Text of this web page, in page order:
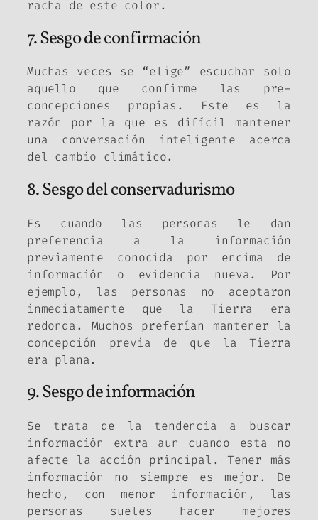
racha de este color.
7. Sesgo de confirmación
Muchas veces se “elige” escuchar solo
aquello que confirme las pre-
concepciones propias. Este es la
razón por la que es difícil mantener
una conversación inteligente acerca
del cambio climático.
8. Sesgo del conservadurismo
Es cuando las personas le dan
preferencia a la información
previamente conocida por encima de
información o evidencia nueva. Por
ejemplo, las personas no aceptaron
inmediatamente que la Tierra era
redonda. Muchos preferían mantener la
concepción previa de que la Tierra
era plana.
9. Sesgo de información
Se trata de la tendencia a buscar
información extra aun cuando esta no
afecte la acción principal. Tener más
información no siempre es mejor. De
hecho, con menor información, las
personas sueles hacer mejores